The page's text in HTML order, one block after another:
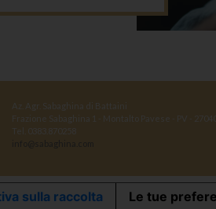
Az. Agr. Sabaghina di Battaini
Frazione Sabaghina 1 - Montalto Pavese - PV - 27040
Tel. 0383.870258
sulla raccolta Le tue